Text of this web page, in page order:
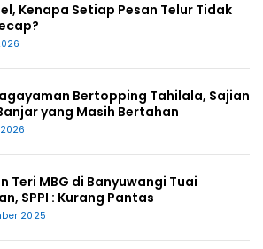
Kenapa Setiap Pesan Telur Tidak
Bertopping Tahilala, Sajian
yang Masih Bertahan
Teri MBG di Banyuwangi Tuai
SPPI : Kurang Pantas
2025